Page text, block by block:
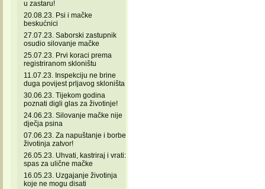
u zastaru!
20.08.23. Psi i mačke
beskućnici
27.07.23. Saborski zastupnik
osudio silovanje mačke
25.07.23. Prvi koraci prema
registriranom skloništu
11.07.23. Inspekciju ne brine
duga povijest prljavog skloništa
30.06.23. Tijekom godina
poznati digli glas za životinje!
24.06.23. Silovanje mačke nije
dječja psina
07.06.23. Za napuštanje i borbe
životinja zatvor!
26.05.23. Uhvati, kastriraj i vrati:
spas za ulične mačke
16.05.23. Uzgajanje životinja
koje ne mogu disati